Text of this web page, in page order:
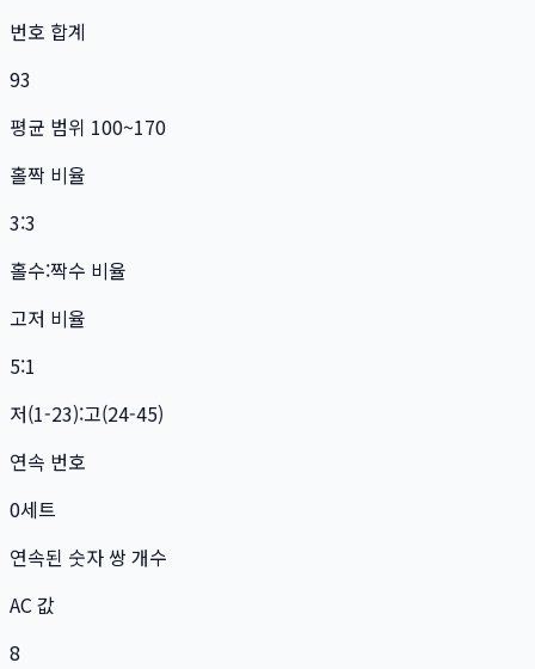
번호 합계
93
평균 범위 100~170
홀짝 비율
3:3
홀수:짝수 비율
고저 비율
5:1
저(1-23):고(24-45)
연속 번호
0세트
연속된 숫자 쌍 개수
AC 값
8